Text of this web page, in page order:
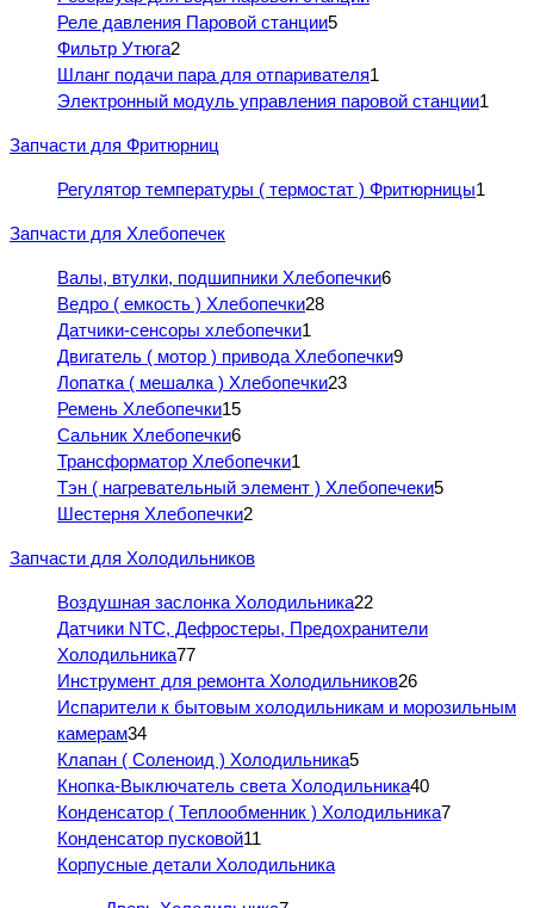
Реле давления Паровой станции5
Фильтр Утюга2
Шланг подачи пара для отпаривателя1
Электронный модуль управления паровой станции1
Запчасти для Фритюрниц
Регулятор температуры ( термостат ) Фритюрницы1
Запчасти для Хлебопечек
Валы, втулки, подшипники Хлебопечки6
Ведро ( емкость ) Хлебопечки28
Датчики-сенсоры хлебопечки1
Двигатель ( мотор ) привода Хлебопечки9
Лопатка ( мешалка ) Хлебопечки23
Ремень Хлебопечки15
Сальник Хлебопечки6
Трансформатор Хлебопечки1
Тэн ( нагревательный элемент ) Хлебопечеки5
Шестерня Хлебопечки2
Запчасти для Холодильников
Воздушная заслонка Холодильника22
Датчики NTC, Дефростеры, Предохранители
Холодильника77
Инструмент для ремонта Холодильников26
Испарители к бытовым холодильникам и морозильным
камерам34
Клапан ( Соленоид ) Холодильника5
Кнопка-Выключатель света Холодильника40
Конденсатор ( Теплообменник ) Холодильника7
Конденсатор пусковой11
Корпусные детали Холодильника